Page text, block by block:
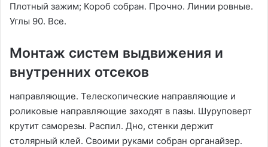
Плотный зажим; Короб собран. Прочно. Линии ровные.
Углы 90. Все.
Монтаж систем выдвижения и
внутренних отсеков
направляющие. Телескопические направляющие и
роликовые направляющие заходят в пазы. Шуруповерт
крутит саморезы. Распил. Дно, стенки держит
столярный клей. Своими руками собран органайзер.